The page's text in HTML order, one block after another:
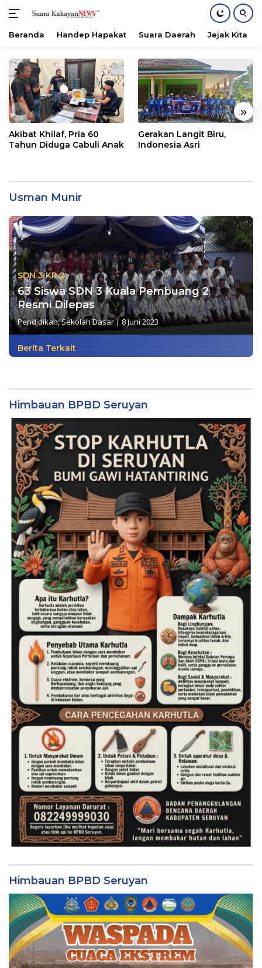
konten
Beranda Handep Hapakat Suara Daerah Jejak Kita
« »
Akibat Khilaf, Pria 60
Tahun Diduga Cabuli Anak
Gerakan Langit Biru,
Indonesia Asri
Usman Munir
SDN 3 KP 2
63 Siswa SDN 3 Kuala Pembuang 2
Resmi Dilepas
Pendidikan,Sekolah Dasar| 8 Juni 2023
Berita Terkait
Himbauan BPBD Seruyan
Himbauan BPBD Seruyan